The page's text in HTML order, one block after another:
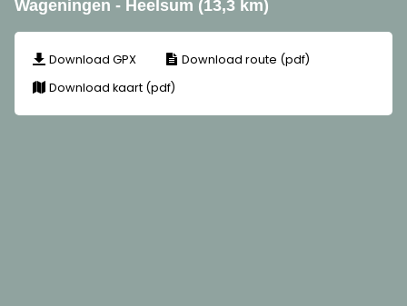
Wageningen - Heelsum (13,3 km)
Download GPX
Download route (pdf)
Download kaart (pdf)